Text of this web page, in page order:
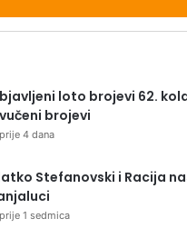
loto brojevi 62.
brojevi
prije 4 dana
Stefanovski i Racija
prije 1 sedmica